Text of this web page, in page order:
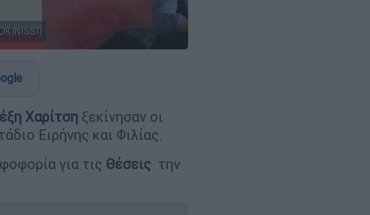
Χαρίτση ξεκίνησαν οι
Ειρήνης και Φιλίας.
για τις Θέσεις την